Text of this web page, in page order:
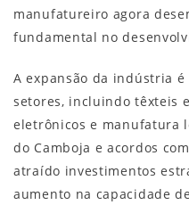
manufatureiro agora
fundamental no
A expansão da indústria
setores, incluindo têxteis
eletrônicos e manufatura
do Camboja e acordos
atraído investimentos
aumento na capacidade